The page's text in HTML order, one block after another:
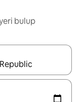
bulup
ve aşağı oklarıyla